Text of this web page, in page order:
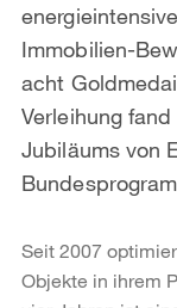
Immobilien-
acht
Verleihung
Jubiläums von
Seit 2007
Objekte in ihrem